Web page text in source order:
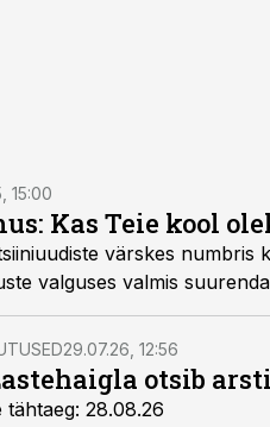
15:00
Kas Teie kool
värskes
valguses valmis
29.07.26, 12:56
otsib arsti
tähtaeg: 28.08.26